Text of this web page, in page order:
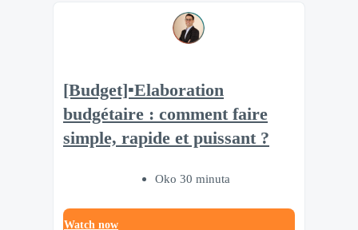
[Budget]▪️Elaboration
budgétaire : comment faire
simple, rapide et puissant ?
Oko 30 minuta
Watch now